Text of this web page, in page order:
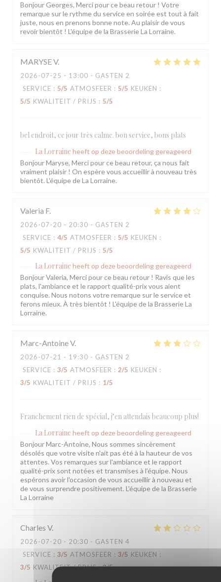
Bonjour Georges, Merci pour ce beau retour ! Votre
remarque sur le rythme du service en soirée est tout à fait
juste, nous en prenons bonne note. Au plaisir de vous
revoir bientôt ! L'équipe de la Brasserie La Lorraine.
MARYSEV
2026-07-25 - 13:00 - GASTEN 2
SERVICE : 5/5 ATMOSFEER : 5/5 KEUKEN :
5/5 KWALITEIT / PRIJS : 5/5
bel endroit, ce jour très calme. bon service, bons plats
La Lorraine heeft op deze beoordeling gereageerd
Bonjour Maryse, Merci pour ce beau retour, ça nous fait
vraiment plaisir ! On espère vous accueillir à nouveau très
bientôt. L'équipe de La Lorraine.
Valeria F
2026-07-20 - 20:30 - GASTEN 2
SERVICE : 4/5 ATMOSFEER : 5/5 KEUKEN :
5/5 KWALITEIT / PRIJS : 5/5
La Lorraine heeft op deze beoordeling gereageerd
Bonjour Valeria, Merci pour ce beau retour ! Ravis que les
plats, l'ambiance et le rapport qualité-prix vous aient
conquise. Nous notons votre remarque sur le service et
ferons mieux. À très bientôt ! L'équipe de la Brasserie La
Lorraine.
Marc-AntoineV
2026-07-21 - 19:30 - GASTEN 2
SERVICE : 3/5 ATMOSFEER : 2/5 KEUKEN :
3/5 KWALITEIT / PRIJS : 1/5
Franchement rien de spécial, j’en attendais beaucoup plus!
La Lorraine heeft op deze beoordeling gereageerd
Bonjour Marc-Antoine, Nous sommes sincèrement
désolés que votre visite n'ait pas été à la hauteur de vos
attentes. Vos remarques sur l'ambiance et le rapport
qualité-prix sont notées et transmises à l'équipe. Nous
espérons avoir l'occasion de vous accueillir à nouveau et
de vous surprendre positivement. L'équipe de la Brasserie
La Lorraine
Charles V
2026-07-20 - 20:30 - GASTEN 4
SERVICE : 3/5 ATMOSFEER : 3/5 KEUKEN :
3/5 KWALITEIT / PRIJS: 3/5